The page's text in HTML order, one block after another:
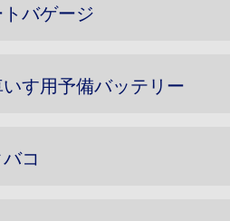
トバゲージ
いす用予備バッテリー
コ